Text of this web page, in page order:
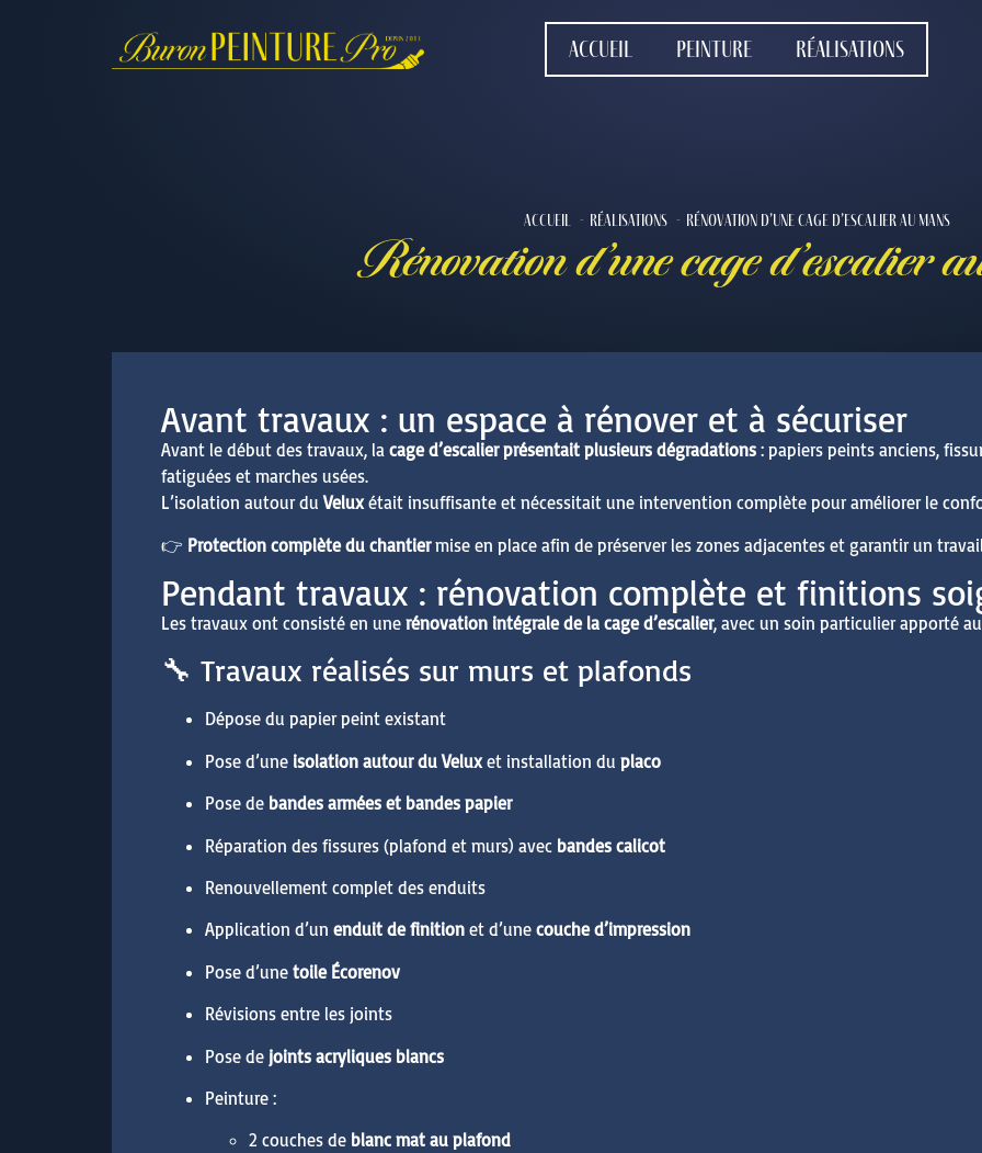
Accueil Peinture Réalisations
Accueil Réalisations Rénovation d’une cage d’escalier au Mans
Rénovation d’une cage d’escalier
Avant travaux : un espace à rénover et à sécuriser
Avant le début des travaux, la cage d’escalier présentait plusieurs dégradations : papiers peints anciens,
fatiguées et marches usées.
L’isolation autour duVeluxétait insuffisante et nécessitait une intervention complète pour améliorer le
👉 Protection complète du chantiermise en place afin de préserver les zones adjacentes et garantir un
Pendant travaux : rénovation complète et finitions
Les travaux ont consisté en une rénovation intégrale de la cage d’escalier, avec un soin particulier apporté
🔧 Travaux réalisés sur murs et plafonds
Dépose du papier peint existant
Pose d’une isolation autour du Veluxet installation du placo
Pose de bandes armées et bandes papier
Réparation des fissures (plafond et murs) avec bandes calicot
Renouvellement complet des enduits
Application d’un enduit de finition et d’une couche d’impression
Pose d’une toile Écorenov
Révisions entre les joints
Pose de joints acryliques blancs
Peinture :
2 couches de blanc mat au plafond